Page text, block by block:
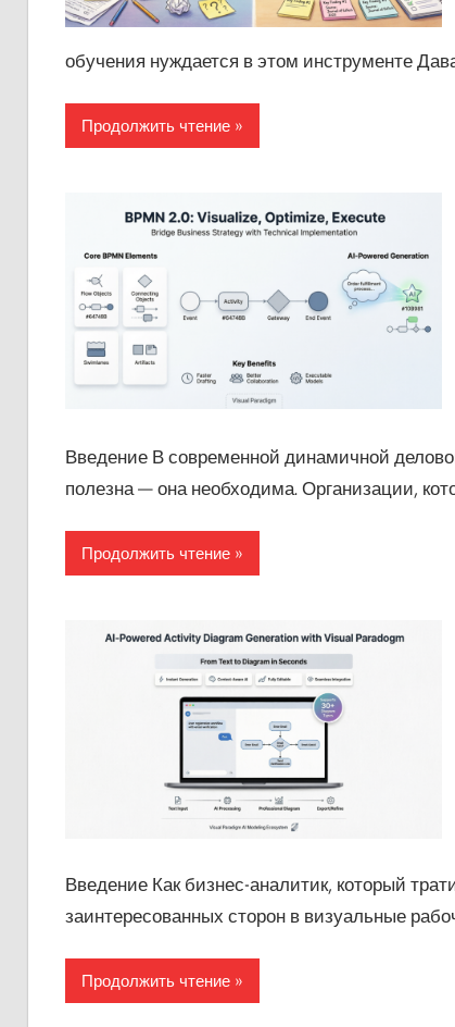
обучения нуждается в этом инструменте
Продолжить чтение
Введение В современной динамичной
полезна — она необходима. Организации,
Продолжить чтение
Введение Как бизнес-аналитик, который
заинтересованных сторон в визуальные
Продолжить чтение